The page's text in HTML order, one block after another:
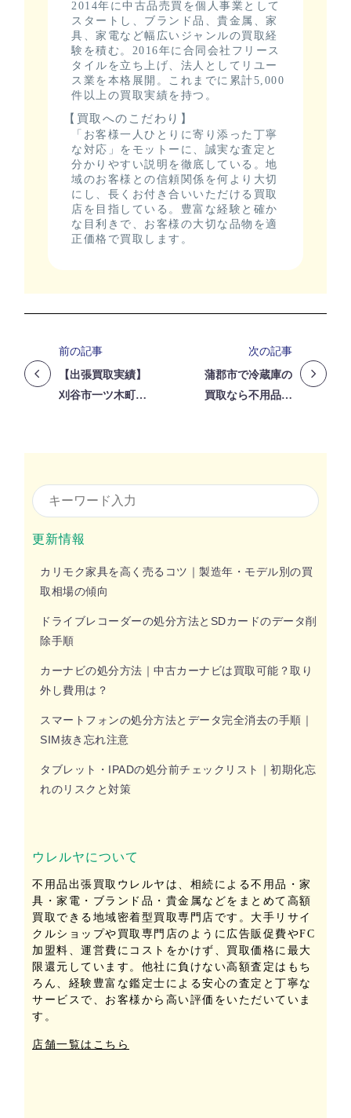
2014年に中古品売買を個人事業として
スタートし、ブランド品、貴金属、家
具、家電など幅広いジャンルの買取経
験を積む。2016年に合同会社フリース
タイルを立ち上げ、法人としてリユー
ス業を本格展開。これまでに累計5,000
件以上の買取実績を持つ。
【買取へのこだわり】
「お客様一人ひとりに寄り添った丁寧
な対応」をモットーに、誠実な査定と
分かりやすい説明を徹底している。地
域のお客様との信頼関係を何より大切
にし、長くお付き合いいただける買取
店を目指している。豊富な経験と確か
な目利きで、お客様の大切な品物を適
正価格で買取します。
前の記事
【出張買取実績】
刈谷市一ツ木町で
用品出張買取なら
お任せ下さい
次の記事
蒲郡市で冷蔵庫の
買取なら不用品出
更新情報
カリモク家具を高く売るコツ｜製造年・モデル別の買
取相場の傾向
ドライブレコーダーの処分方法とSDカードのデータ削
除手順
カーナビの処分方法｜中古カーナビは買取可能？取り
外し費用は？
スマートフォンの処分方法とデータ完全消去の手順｜
SIM抜き忘れ注意
タブレット・IPADの処分前チェックリスト｜初期化忘
れのリスクと対策
ウレルヤについて
不用品出張買取ウレルヤは、相続による不用品・家
具・家電・ブランド品・貴金属などをまとめて高額
買取できる地域密着型買取専門店です。大手リサイ
クルショップや買取専門店のように広告販促費やFC
加盟料、運営費にコストをかけず、買取価格に最大
限還元しています。他社に負けない高額査定はもち
ろん、経験豊富な鑑定士による安心の査定と丁寧な
サービスで、お客様から高い評価をいただいていま
す。
店舗一覧はこちら